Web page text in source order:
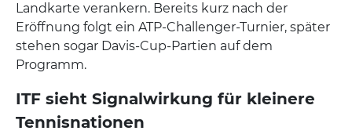
Landkarte verankern. Bereits kurz nach der
Eröffnung folgt ein ATP-Challenger-Turnier, später
stehen sogar Davis-Cup-Partien auf dem
Programm.
ITF sieht Signalwirkung für kleinere
Tennisnationen